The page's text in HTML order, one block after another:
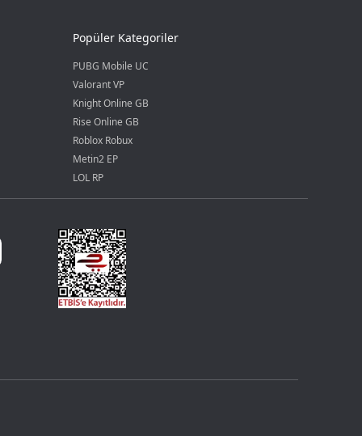
Popüler Kategoriler
PUBG Mobile UC
Valorant VP
Knight Online GB
Rise Online GB
Roblox Robux
Metin2 EP
LOL RP